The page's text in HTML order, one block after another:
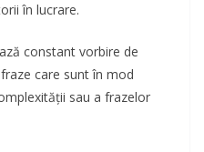
în lucrare.
constant vorbire de
care sunt în mod
sau a frazelor